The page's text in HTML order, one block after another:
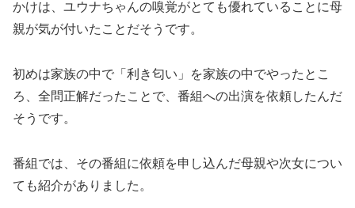
かけは、ユウナちゃんの嗅覚がとても優れていることに母
親が気が付いたことだそうです。
初めは家族の中で「利き匂い」を家族の中でやったとこ
ろ、全問正解だったことで、番組への出演を依頼したんだ
そうです。
番組では、その番組に依頼を申し込んだ母親や次女につい
ても紹介がありました。